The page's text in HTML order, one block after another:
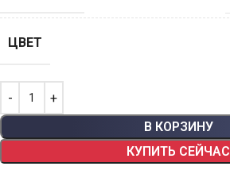
ЦВЕТ
В КОРЗИНУ
КУПИТЬ СЕЙЧАС